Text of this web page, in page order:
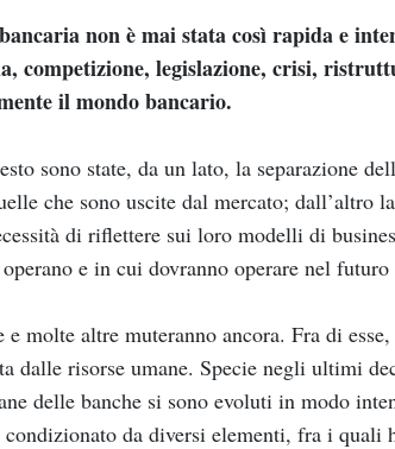
non è mai stata così rapida e
competizione, legislazione, crisi,
il mondo bancario.
sono state, da un lato, la separazione
che sono uscite dal mercato; dall’altro
di riflettere sui loro modelli di
e in cui dovranno operare nel
molte altre muteranno ancora. Fra di
dalle risorse umane. Specie negli ultimi
delle banche si sono evoluti in modo
da diversi elementi, fra i quali